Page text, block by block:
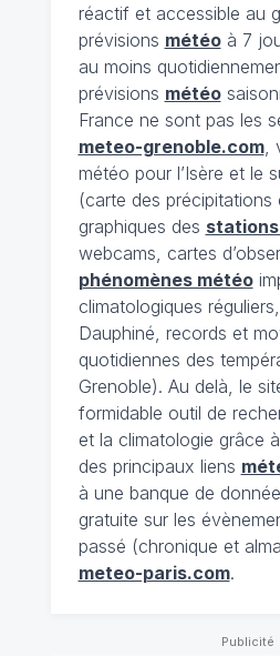
réactif et accessible au
prévisions météoà 7
au moins
prévisions météo
France ne sont pas les
meteo-grenoble.com,
météo pour l’Isère et le
(carte des précipitations
graphiques des
webcams, cartes
phénomènes météo
climatologiques
Dauphiné, records et
quotidiennes des
Grenoble). Au delà, le
formidable outil de
et la climatologie grâce
des principaux liens
à une banque de
gratuite sur les
passé (chronique et
meteo-paris.com.